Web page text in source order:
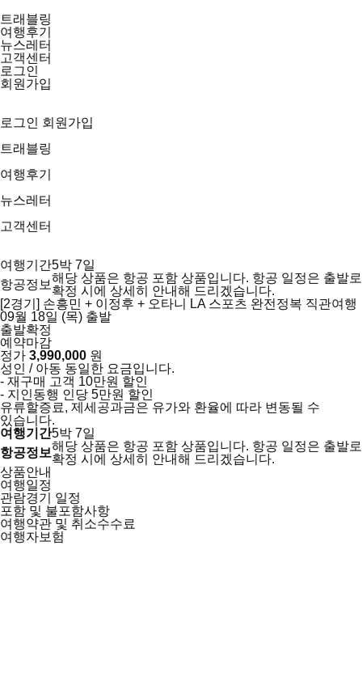
트래블링
여행후기
뉴스레터
고객센터
로그인
회원가입
로그인 회원가입
트래블링
여행후기
뉴스레터
고객센터
여행기간5박 7일
항공정보해당 상품은 항공 포함 상품입니다. 항공 일정은 출발로
확정 시에 상세히 안내해 드리겠습니다.
[2경기] 손흥민 + 이정후 + 오타니 LA 스포츠 완전정복 직관여행
09월 18일 (목) 출발
출발확정
예약마감
정가 3,990,000 원
성인 / 아동 동일한 요금입니다.
- 재구매 고객 10만원 할인
- 지인동행 인당 5만원 할인
유류할증료, 제세공과금은 유가와 환율에 따라 변동될 수
있습니다.
여행기간5박 7일
항공정보해당 상품은 항공 포함 상품입니다. 항공 일정은 출발로
확정 시에 상세히 안내해 드리겠습니다.
상품안내
여행일정
관람경기 일정
포함 및 불포함사항
여행약관 및 취소수수료
여행자보험